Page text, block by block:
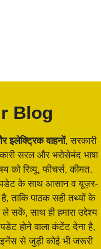
Blog
इलेक्ट्रिक वाहनों, सरकारी
सरल और भरोसेमंद भाषा
को रिव्यू, फीचर्स, कीमत,
के साथ आसान व यूज़र-
ताकि पाठक सही तथ्यों के
साथ ही हमारा उद्देश्य
होने वाला कंटेंट देना है,
से जुड़ी कोई भी जरूरी